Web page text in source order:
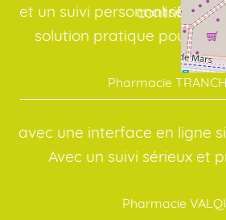
contributors
et un suivi personnalisé,
solution pratique pour
Pharmacie
avec une interface en ligne
Avec un suivi sérieux et
Pharmacie